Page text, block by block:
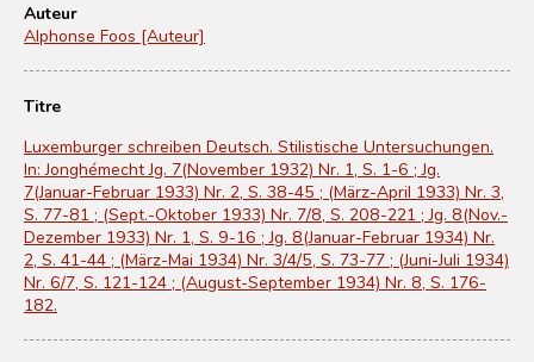
Auteur
Alphonse Foos [Auteur]
Titre
Luxemburger schreiben Deutsch. Stilistische Untersuchungen.
In: Jonghémecht Jg. 7(November 1932) Nr. 1, S. 1-6 ; Jg.
7(Januar-Februar 1933) Nr. 2, S. 38-45 ; (März-April 1933) Nr. 3,
S. 77-81 ; (Sept.-Oktober 1933) Nr. 7/8, S. 208-221 ; Jg. 8(Nov.-
Dezember 1933) Nr. 1, S. 9-16 ; Jg. 8(Januar-Februar 1934) Nr.
2, S. 41-44 ; (März-Mai 1934) Nr. 3/4/5, S. 73-77 ; (Juni-Juli 1934)
Nr. 6/7, S. 121-124 ; (August-September 1934) Nr. 8, S. 176-
182.